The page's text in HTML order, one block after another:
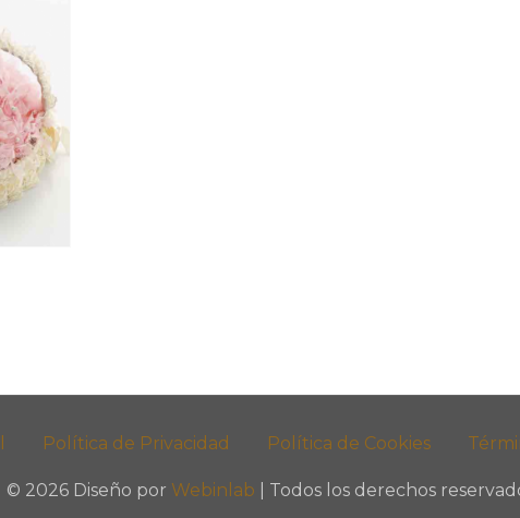
Política de Privacidad Política de Cookies
© 2026 Diseño por Webinlab | Todos los derechos